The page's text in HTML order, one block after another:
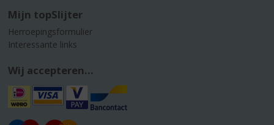
Mijn topSlijter
Herroepingsformulier
Interessante links
Wij accepteren...